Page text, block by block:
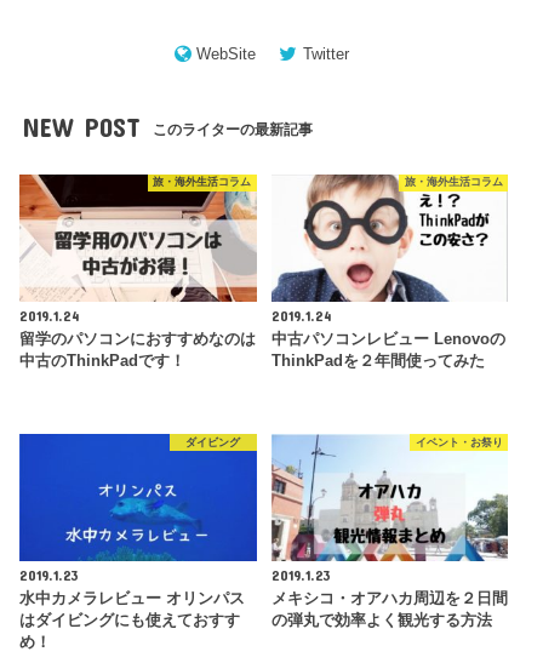
WebSite Twitter
NEW POST このライターの最新記事
旅・海外生活コラム
2019.1.24
留学のパソコンにおすすめなのは
中古のThinkPadです！
旅・海外生活コラム
2019.1.24
中古パソコンレビュー Lenovoの
ThinkPadを２年間使ってみた
ダイビング
2019.1.23
水中カメラレビュー オリンパス
はダイビングにも使えておすす
め！
イベント・お祭り
2019.1.23
メキシコ・オアハカ周辺を２日間
の弾丸で効率よく観光する方法